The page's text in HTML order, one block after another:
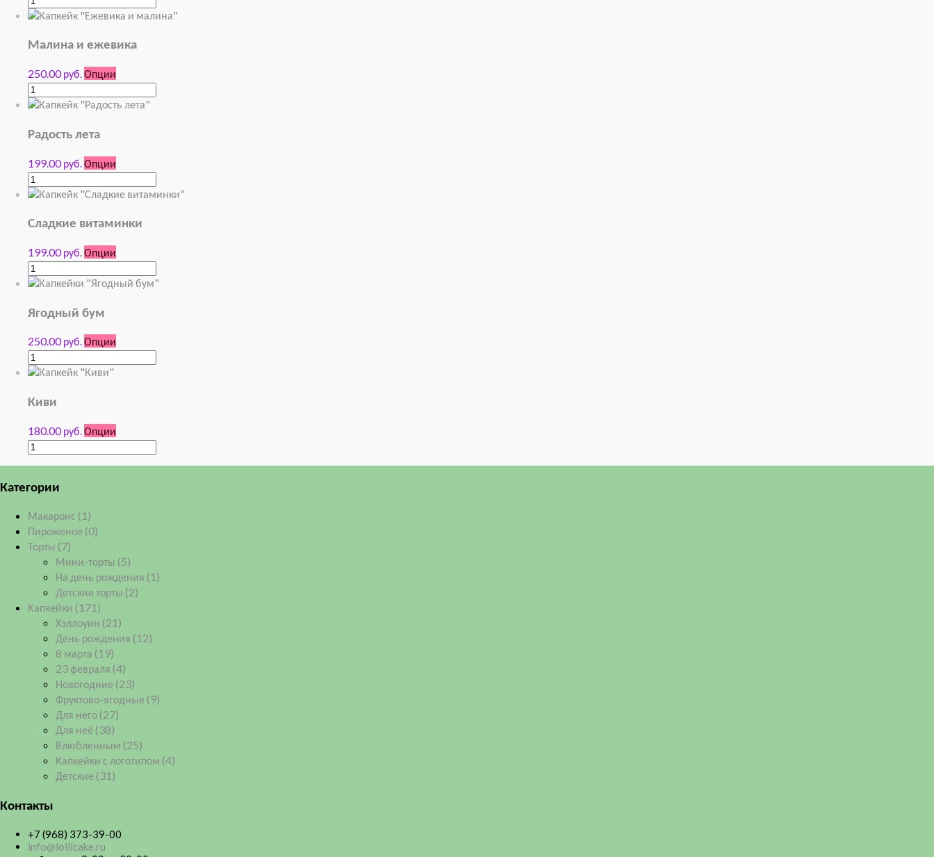
Малина и ежевика
250.00 руб.Опции
Радость лета
199.00 руб. Опции
Сладкие витаминки
199.00 руб.Опции
Ягодный бум
250.00 руб.Опции
Киви
180.00 руб.Опции
Категории
Макаронс (1)
Пироженое (0)
Торты (7)
Мини-торты (5)
На день рождения (1)
Детские торты (2)
Капкейки (171)
Хэллоуин (21)
День рождения (12)
8 марта (19)
23 февраля (4)
Новогодние (23)
Фруктово-ягодные (9)
Для него (27)
Для неё (38)
Влюбленным (25)
Капкейки с логотипом (4)
Детские (31)
Контакты
+7 (968) 373-39-00
info@lollicake.ru